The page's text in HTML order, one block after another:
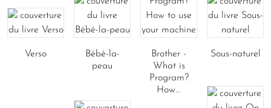
Verso
Bébé-la-
peau
Brother -
What is
Program?
How...
Sous-naturel